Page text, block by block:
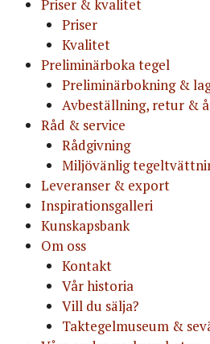
Priser & kvalitet
Priser
Kvalitet
Preliminärboka tegel
Preliminärbokning &
Avbeställning, retur &
Råd & service
Rådgivning
Miljövänlig
Leveranser & export
Inspirationsgalleri
Kunskapsbank
Om oss
Kontakt
Vår historia
Vill du sälja?
Taktegelmuseum &